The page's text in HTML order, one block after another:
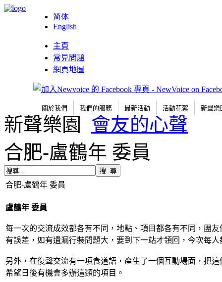
简体
English
主頁
常見問題
網頁地圖
關於我們 我們的服務 最新活動 活動花絮 新聲樂
新聲樂園
會友的心聲
合肥-盧鶴年 委員
合肥-盧鶴年 委員
盧鶴年 委員
每一次的交流成效都各有不同，地點、項目都各有不同，團
有誤差，如有遺漏行裝問題大，要到下一站才領回，今次每
另外，在復聲交流有一項食道語，產生了一個互動場面，把
希望日後有機會多辦這類的項目。